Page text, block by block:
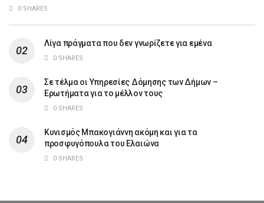
0 SHARES
Λίγα πράγματα που δεν γνωρίζετε για εμένα
0 SHARES
Σε τέλμα οι Υπηρεσίες Δόμησης των Δήμων –
Ερωτήματα για το μέλλον τους
0 SHARES
Κυνισμός Μπακογιάννη ακόμη και για τα
προσφυγόπουλα του Ελαιώνα
0 SHARES